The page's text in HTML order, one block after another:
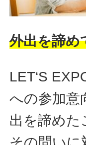
外出を諦め
LET‘S
への参加意
出を諦めた